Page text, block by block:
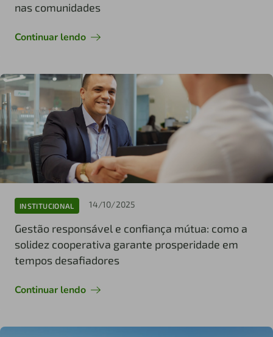
nas comunidades
Continuar lendo
INSTITUCIONAL 14/10/2025
Gestão responsável e confiança mútua: como a
solidez cooperativa garante prosperidade em
tempos desafiadores
Continuar lendo